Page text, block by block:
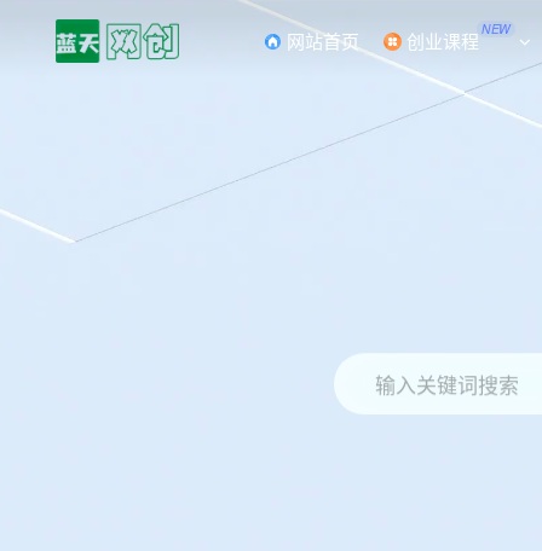
网站首页 创业课程 NEW
输入关键词搜索